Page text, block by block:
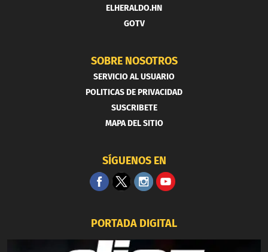
ELHERALDO.HN
GOTV
SOBRE NOSOTROS
SERVICIO AL USUARIO
POLITICAS DE PRIVACIDAD
SUSCRIBETE
MAPA DEL SITIO
SÍGUENOS EN
PORTADA DIGITAL